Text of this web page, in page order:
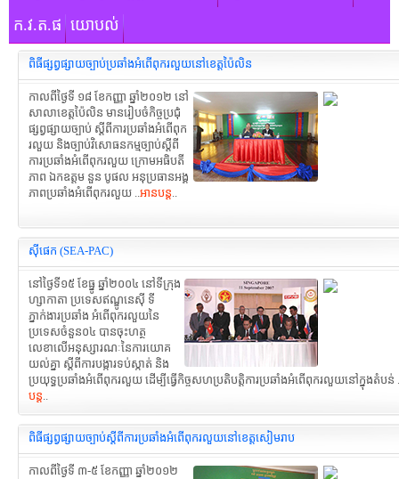
ក.វ.ត.ផ យោបល់
ពិធីផ្សព្វផ្សាយច្បាប់ប្រឆាំងអំពើពុករលួយនៅខេត្តប៉ៃលិន
កាលពីថ្ងៃទី ១៨ ខែកញ្ញា ឆ្នាំ២០១២ នៅ
សាលាខេត្តប៉ៃលិន មានរៀបចំកិច្ចប្រជុំ
ផ្សព្វផ្សាយច្បាប់ ស្តីពីការប្រឆាំងអំពើពុក
រលួយ និងច្បាប់វិសោធនកម្មច្បាប់ស្តីពី
ការប្រឆាំងអំពើពុករលួយ ក្រោមអធិបតី
ភាព ឯកឧត្តម នួន បូផល អនុប្រធានអង្គ
ភាពប្រឆាំងអំពើពុករលួយ ..អានបន្ត..
ស៊ីផេក (SEA-PAC)
នៅថ្ងៃទី១៥ ខែធ្នូ ឆ្នាំ២០០៤ នៅទីក្រុង
ហ្សាកាតា ប្រទេសឥណ្ឌូនេស៊ី ទី
ភ្នាក់ងារប្រឆាំង អំពើពុករលួយនៃ
ប្រទេសចំនួន០៤ បានចុះហត្ថ
លេខាលើអនុស្សារណៈនៃការយោគ
យល់គ្នា ស្តីពីការបង្ការទប់ស្កាត់ និង
ប្រយុទ្ធប្រឆាំងអំពើពុករលួយ ដើម្បីធ្វើកិច្ចសហប្រតិបត្តិការប្រឆាំងអំពើពុករលួយនៅក្នុងតំបន់
បន្ត..
ពិធីផ្សព្វផ្សាយច្បាប់ស្តីពីការប្រឆាំងអំពើពុករលួយនៅខេត្តសៀមរាប
កាលពីថ្ងៃទី ៣-៥ ខែកញ្ញា ឆ្នាំ២០១២